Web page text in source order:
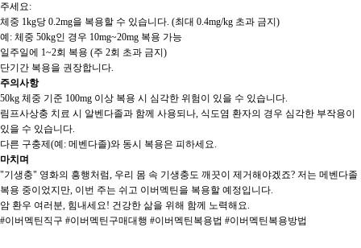
주세요:
체중 1kg당 0.2mg을 복용할 수 있습니다. (최대 0.4mg/kg 초과 금지)
예: 체중 50kg인 경우 10mg~20mg 복용 가능
일주일에 1~2회 복용 (주 2회 초과 금지)
단기간 복용을 권장합니다.
주의사항
50kg 체중 기준 100mg 이상 복용 시 심각한 위험이 있을 수 있습니다.
림프사상충 치료 시 알벤다졸과 함께 사용되나, 식도염 환자의 경우 심각한 부작용이
있을 수 있습니다.
다른 구충제(예: 메벤다졸)와 동시 복용은 피하세요.
마치며
"기생충" 영화의 흥행처럼, 우리 몸 속 기생충도 깨끗이 제거해야겠죠? 저는 메벤다졸
복용 중이었지만, 이번 주는 쉬고 이버멕틴을 복용할 예정입니다.
암 환우 여러분, 힘내세요! 건강한 삶을 위해 함께 노력해요.
#이버멕틴직구 #이버멕틴구매대행 #이버멕틴복용법 #이버멕틴복용방법